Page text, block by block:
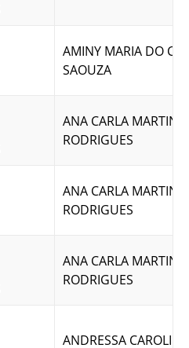
AMINY MARIA DO
SAOUZA
ANA CARLA MARTINS
RODRIGUES
ANA CARLA MARTINS
RODRIGUES
ANA CARLA MARTINS
RODRIGUES
ANDRESSA